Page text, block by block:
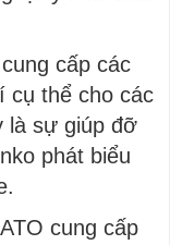
cấp các
cụ thể cho các
là sự giúp đỡ
phát biểu
cung cấp